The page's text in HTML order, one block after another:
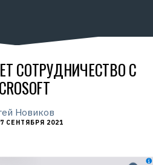
СОТРУДНИЧЕСТВО С
Новиков
СЕНТЯБРЯ 2021